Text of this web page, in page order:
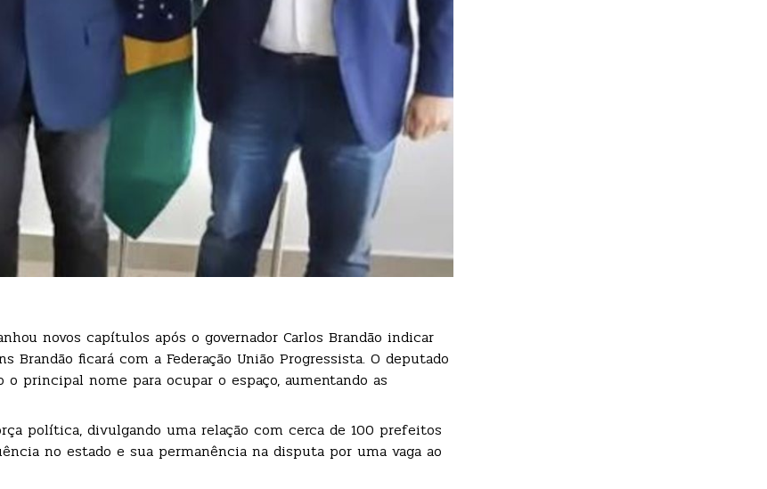
novos capítulos após o governador Carlos Brandão indicar
Brandão ficará com a Federação União Progressista. O deputado
o principal nome para ocupar o espaço, aumentando as
política, divulgando uma relação com cerca de 100 prefeitos
no estado e sua permanência na disputa por uma vaga ao